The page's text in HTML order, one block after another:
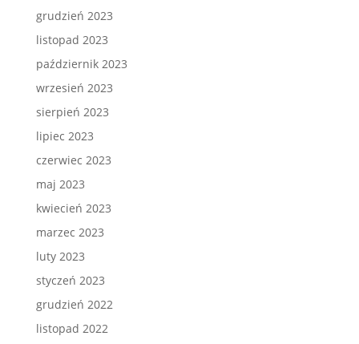
grudzień 2023
listopad 2023
październik 2023
wrzesień 2023
sierpień 2023
lipiec 2023
czerwiec 2023
maj 2023
kwiecień 2023
marzec 2023
luty 2023
styczeń 2023
grudzień 2022
listopad 2022